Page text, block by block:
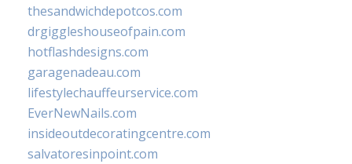
thesandwichdepotcos.com
drgiggleshouseofpain.com
hotflashdesigns.com
garagenadeau.com
lifestylechauffeurservice.com
EverNewNails.com
insideoutdecoratingcentre.com
salvatoresinpoint.com